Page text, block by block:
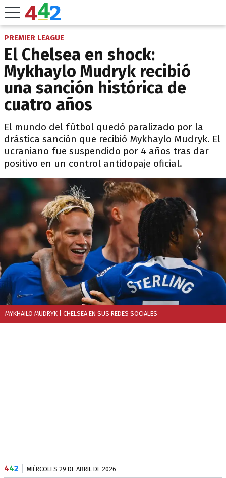
PREMIER LEAGUE
El Chelsea en shock:
Mykhaylo Mudryk recibió
una sanción histórica de
cuatro años
El mundo del fútbol quedó paralizado por la
drástica sanción que recibió Mykhaylo Mudryk. El
ucraniano fue suspendido por 4 años tras dar
positivo en un control antidopaje oficial.
MYKHAILO MUDRYK | CHELSEA EN SUS REDES SOCIALES
442 MIÉRCOLES 29 DE ABRIL DE 2026